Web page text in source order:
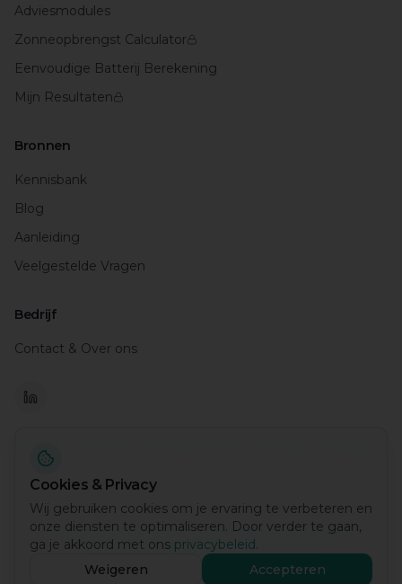
Adviesmodules
Zonneopbrengst Calculator
Eenvoudige Batterij Berekening
Mijn Resultaten
Bronnen
Kennisbank
Blog
Aanleiding
Veelgestelde Vragen
Bedrijf
Contact & Over ons
©2026Energie Insight. Alle rechten voorbehouden.
Build:08-08-2026 12:28•bc2673f•
Privacybeleid Algemene voorwaarden
Cookies & Privacy
Wij gebruiken cookies om je ervaring te verbeteren en
onze diensten te optimaliseren. Door verder te gaan,
ga je akkoord met ons privacybeleid.
Weigeren
Accepteren